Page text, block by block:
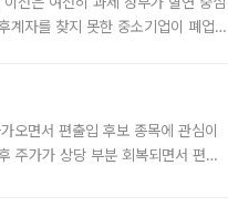
계자를 찾지 못한 중소기업이 폐업
오면서 편출입 후보 종목에 관심이
주가가 상당 부분 회복되면서 편입